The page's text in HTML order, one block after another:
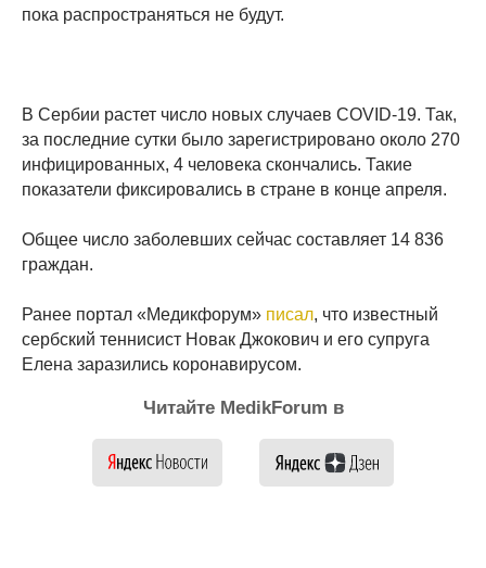
пока распространяться не будут.
В Сербии растет число новых случаев COVID-19. Так,
за последние сутки было зарегистрировано около 270
инфицированных, 4 человека скончались. Такие
показатели фиксировались в стране в конце апреля.
Общее число заболевших сейчас составляет 14 836
граждан.
Ранее портал «Медикфорум» писал, что известный
сербский теннисист Новак Джокович и его супруга
Елена заразились коронавирусом.
Читайте MedikForum в